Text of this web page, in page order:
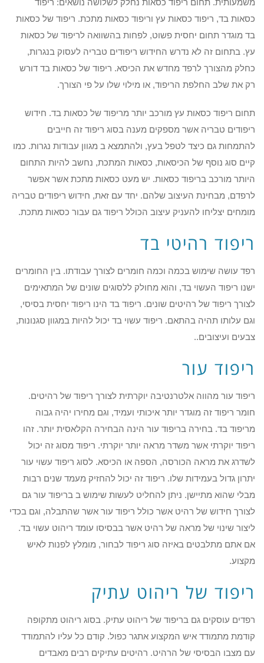
כסאות בד, ריפוד כסאות עץ וריפוד כסאות מתכת. ריפוד של כסאות
בד מוגדר תחום יחסית פשוט, לפחות בהשוואה לריפוד של כסאות
עץ. בתחום זה לא נדרש החידוש ריפודים טבריה לעסוק בנגרות,
כחלק מהצורך לרפד מחדש את הכיסא. ריפוד של כסאות בד דורש
רק את שלב החלפת הריפוד, או מילוי שלו על פי הצורך.
תחום ריפוד כסאות עץ מורכב יותר מריפוד של כסאות בד. חידוש
ריפודים טבריה אשר מספקים מענה בסוג ריפוד זה חייבים
להתמחות גם כיצד לטפל בעץ, ולהתמצא ב מגוון עבודות נגרות. כמו
קיים סוג נוסף של הכיסאות, כסאות המתכת, נחשב להיות התחום
היותר מורכב בריפוד כסאות. יש מעט כסאות מתכת אשר אפשר
לרפדם, מבחינת העיצוב שלהם. יחד עם זאת, חידוש ריפודים טבריה
מומחים יצליחו להעניק עיצוב הכולל ריפוד גם עבור כסאות מתכת.
ריפוד רהיטי בד
רפד עושה שימוש בכמה וכמה חומרים לצורך עבודתו. בין החומרים
ישנו ריפוד העשוי בד, והוא מחולק ללסוגים שונים של המתאימים
לצורך ריפוד של רהיטים שונים. ריפוד בד הינו ריפוד יחסית בסיסי,
וגם עלותו תהיה בהתאם. ריפוד עשוי בד יכול להיות במגוון סגנונות,
צבעים ועיצובים..
ריפוד עור
ריפוד עור מהווה אלטרנטיבה יוקרתית לצורך ריפוד של רהיטים.
חומר ריפוד זה מוגדר יותר איכותי ועמיד, וגם מחירו יהיה גבוה
מריפוד בד. בחירה בריפוד עור הינה הבחירה הקלאסית יותר. זהו
ריפוד יוקרתי אשר משדר מראה יותר יוקרתי. ריפוד מסוג זה יכול
לשדרג את מראה הכורסה, הספה או הכיסא. לסוג ריפוד עשוי עור
יתרון גדול בעמידות שלו. ריפוד זה יכול להחזיק מעמד שנים רבות
מבלי שהוא מתיישן. ניתן להחליט לעשות שימוש ב בריפוד עור גם
לצורך חידוש של רהיט אשר כולל ריפוד עור אשר שהתבלה, וגם בכדי
ליצור שינוי של מראה של רהיט אשר בבסיסו עומד ריהוט עשוי בד.
אם אתם מתלבטים באיזה סוג ריפוד לבחור, מומלץ לפנות לאיש
מקצוע.
ריפוד של ריהוט עתיק
רפדים עוסקים גם בריפוד של ריהוט עתיק. בסוג ריהוט מתקופה
קודמת מתמודד איש המקצוע אתגר כפול. קודם כל עליו להתמודד
עם מצבו הבסיסי של הרהיט. רהיטים עתיקים רבים מאבדים